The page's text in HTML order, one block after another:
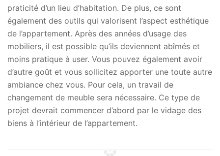
praticité d’un lieu d’habitation. De plus, ce sont
également des outils qui valorisent l’aspect esthétique
de l’appartement. Après des années d’usage des
mobiliers, il est possible qu’ils deviennent abîmés et
moins pratique à user. Vous pouvez également avoir
d’autre goût et vous sollicitez apporter une toute autre
ambiance chez vous. Pour cela, un travail de
changement de meuble sera nécessaire. Ce type de
projet devrait commencer d’abord par le vidage des
biens à l’intérieur de l’appartement.